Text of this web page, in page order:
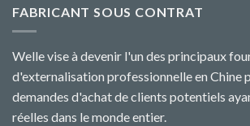
FABRICANT SOUS CONTRAT
Welle vise à devenir l'un des principaux
d'externalisation professionnelle en Chine
demandes d'achat de clients potentiels
réelles dans le monde entier.